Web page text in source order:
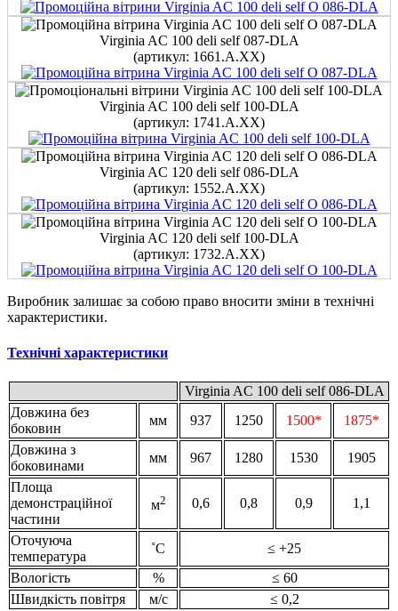
Virginia AC 100 deli self 087-DLA
(артикул: 1661.A.ХХ)
Virginia AC 100 deli self 100-DLA
(артикул: 1741.A.ХХ)
Virginia AC 120 deli self 086-DLA
(артикул: 1552.A.ХХ)
Virginia AC 120 deli self 100-DLA
(артикул: 1732.A.ХХ)
Виробник залишає за собою право вносити зміни в технічні
характеристики.
Технічні характеристики
Virginia AC 100 deli self 086-DLA
Довжина без
боковин
мм 937 1250 1500*
1875*
Довжина з
боковинами
мм 967 1280 1530
1905
Площа
демонстраційної
частини
м2 0,6 0,8 0,9 1,1
Оточуюча
температура
˚С
≤ +25
Вологість
%
≤ 60
Швидкість повітря
м/с
≤ 0,2